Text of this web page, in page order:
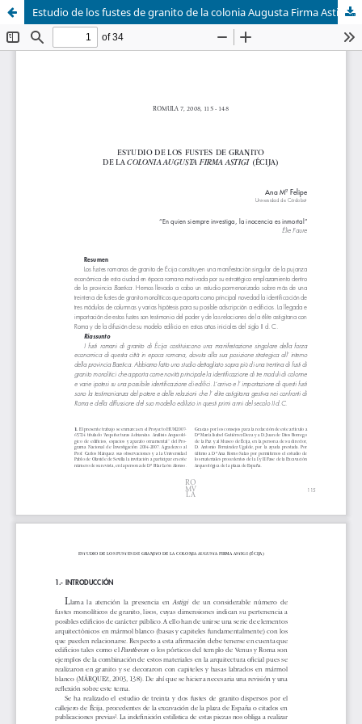
Estudio de los fustes de granito de la colonia Augusta Firma Astigi (Écija)